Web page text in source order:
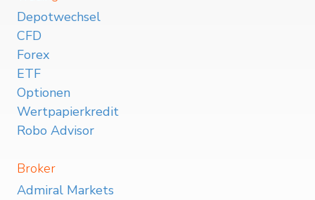
Depotwechsel
CFD
Forex
ETF
Optionen
Wertpapierkredit
Robo Advisor
Broker
Admiral Markets